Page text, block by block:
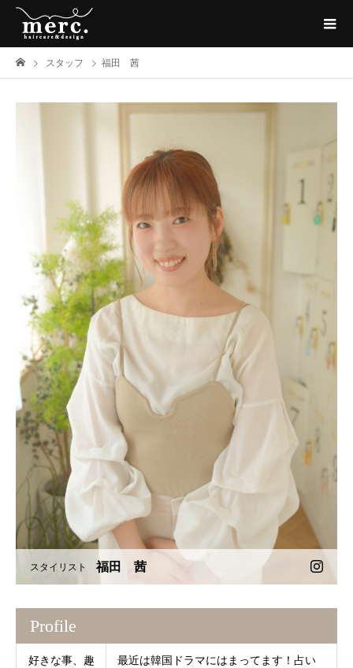
スタッフ 福田 茜
スタイリスト 福田 茜
Profile
好きな事、趣
最近は韓国ドラマにはまってます！占い